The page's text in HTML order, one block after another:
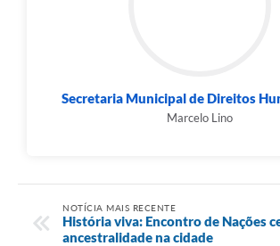
Secretaria Municipal de Direitos
Marcelo Lino
NOTÍCIA MAIS RECENTE
História viva: Encontro de Nações
ancestralidade na cidade